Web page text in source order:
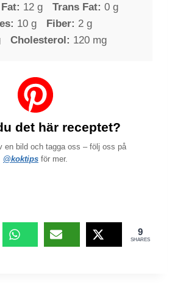
12 g Trans Fat: 0 g
10 g Fiber: 2 g
Cholesterol: 120 mg
det här receptet?
en bild och tagga oss – följ oss på
@koktips för mer.
9
SHARES